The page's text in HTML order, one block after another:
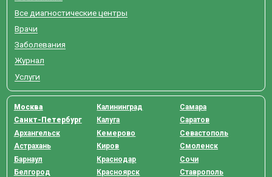
Все диагностические центры
Врачи
Заболевания
Журнал
Услуги
Москва
Санкт-Петербург
Архангельск
Астрахань
Барнаул
Белгород
Калининград
Калуга
Кемерово
Киров
Краснодар
Красноярск
Самара
Саратов
Севастополь
Смоленск
Сочи
Ставрополь